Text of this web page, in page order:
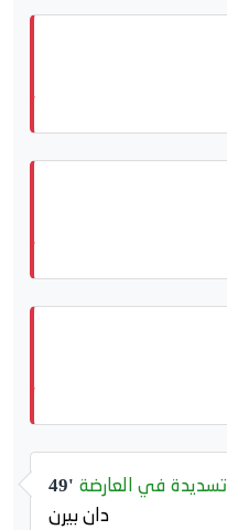
49' تسديدة في العارضة
دان بيرن